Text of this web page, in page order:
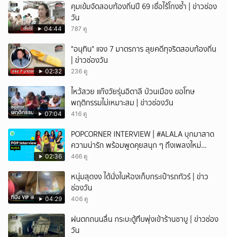
04:44
คุมเข้มจัดสอบท้องถิ่นปี 69 เชื่อไร้โกงซ้ำ | ข่าวช่อง
วัน
787 ดู
02:32
"อนุทิน" แจง 7 มาตรการ ลุยคดีทุจริตสอบท้องถิ่น
| ข่าวช่องวัน
236 ดู
07:04
ไหว้สวย แก๊งวัยรุ่นอิตาลี ป่วนเมือง ขอโทษ
พฤติกรรมไม่เหมาะสม | ข่าวช่องวัน
416 ดู
02:36
POPCORNER INTERVIEW | #ALALA บุกมาสาด
ความน่ารัก พร้อมพูดคุยสนุก ๆ ถึงเพลงใหม่
'ON&OFF'
466 ดู
04:29
หนุ่มสุดงง ได้นั่งในห้องเก็บกระเป๋ารถทัวร์ | ข่าว
ช่องวัน
406 ดู
ฝนตกถนนลื่น กระบะตู้ทึบพุ่งเข้าร้านชาบู | ข่าวช่อง
วัน